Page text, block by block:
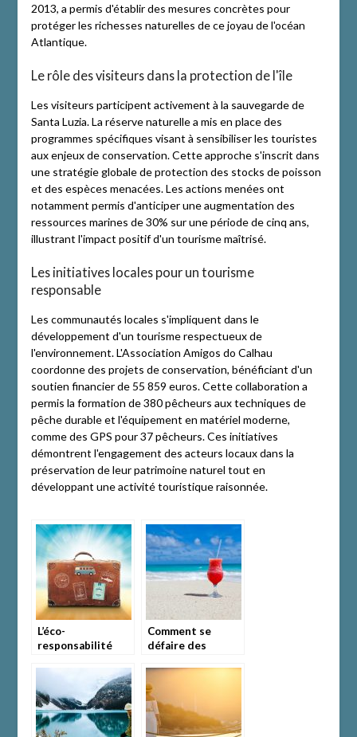
2013, a permis d'établir des mesures concrètes pour
protéger les richesses naturelles de ce joyau de l'océan
Atlantique.
Le rôle des visiteurs dans la protection de l'île
Les visiteurs participent activement à la sauvegarde de
Santa Luzia. La réserve naturelle a mis en place des
programmes spécifiques visant à sensibiliser les touristes
aux enjeux de conservation. Cette approche s'inscrit dans
une stratégie globale de protection des stocks de poisson
et des espèces menacées. Les actions menées ont
notamment permis d'anticiper une augmentation des
ressources marines de 30% sur une période de cinq ans,
illustrant l'impact positif d'un tourisme maîtrisé.
Les initiatives locales pour un tourisme
responsable
Les communautés locales s'impliquent dans le
développement d'un tourisme respectueux de
l'environnement. L'Association Amigos do Calhau
coordonne des projets de conservation, bénéficiant d'un
soutien financier de 55 859 euros. Cette collaboration a
permis la formation de 380 pêcheurs aux techniques de
pêche durable et l'équipement en matériel moderne,
comme des GPS pour 37 pêcheurs. Ces initiatives
démontrent l'engagement des acteurs locaux dans la
préservation de leur patrimoine naturel tout en
développant une activité touristique raisonnée.
L’éco-
responsabilité
Comment se
défaire des
organisations
strictes de
voyage?